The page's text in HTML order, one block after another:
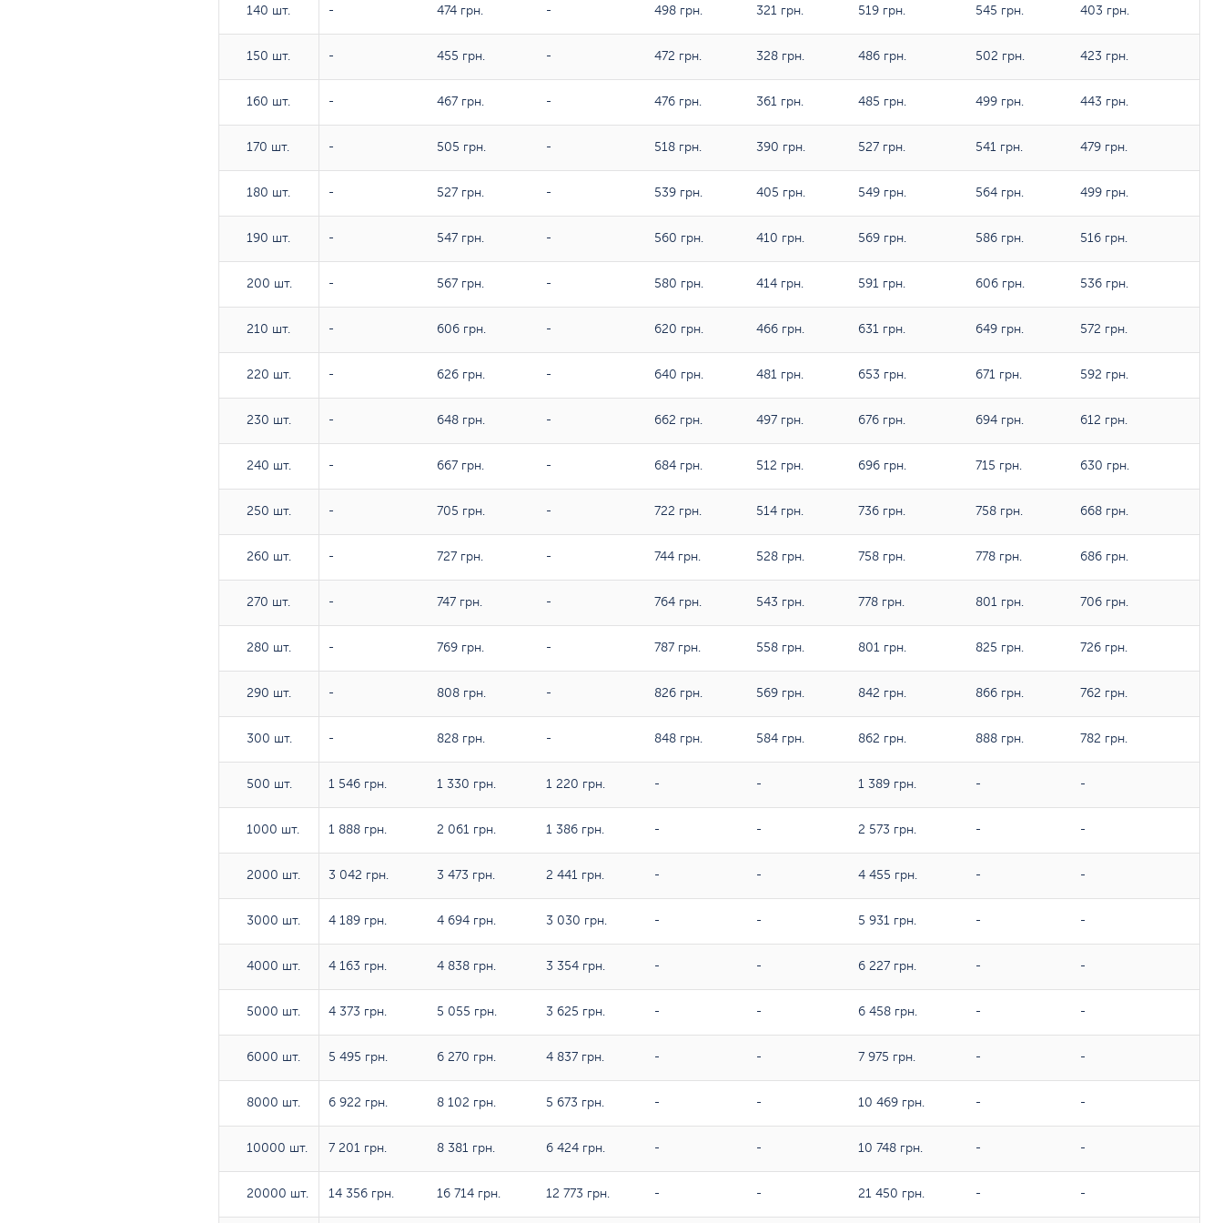
140 шт.
150 шт.
160 шт.
170 шт.
180 шт.
190 шт.
200 шт.
210 шт.
220 шт.
230 шт.
240 шт.
250 шт.
260 шт.
270 шт.
280 шт.
290 шт.
300 шт.
500 шт.
1000 шт.
2000 шт.
3000 шт.
4000 шт.
5000 шт.
6000 шт.
8000 шт.
10000 шт.
20000 шт.
140 шт. - 474 грн. - 498 грн. 321 грн. 519 грн. 545 грн. 403 грн.
150 шт. - 455 грн. - 472 грн. 328 грн. 486 грн. 502 грн. 423 грн.
160 шт. - 467 грн. - 476 грн. 361 грн. 485 грн. 499 грн. 443 грн.
170 шт. - 505 грн. - 518 грн. 390 грн. 527 грн. 541 грн. 479 грн.
180 шт. - 527 грн. - 539 грн. 405 грн. 549 грн. 564 грн. 499 грн.
190 шт. - 547 грн. - 560 грн. 410 грн. 569 грн. 586 грн. 516 грн.
200 шт. - 567 грн. - 580 грн. 414 грн. 591 грн. 606 грн. 536 грн.
210 шт. - 606 грн. - 620 грн. 466 грн. 631 грн. 649 грн. 572 грн.
220 шт. - 626 грн. - 640 грн. 481 грн. 653 грн. 671 грн. 592 грн.
230 шт. - 648 грн. - 662 грн. 497 грн. 676 грн. 694 грн. 612 грн.
240 шт. - 667 грн. - 684 грн. 512 грн. 696 грн. 715 грн. 630 грн.
250 шт. - 705 грн. - 722 грн. 514 грн. 736 грн. 758 грн. 668 грн.
260 шт. - 727 грн. - 744 грн. 528 грн. 758 грн. 778 грн. 686 грн.
270 шт. - 747 грн. - 764 грн. 543 грн. 778 грн. 801 грн. 706 грн.
280 шт. - 769 грн. - 787 грн. 558 грн. 801 грн. 825 грн. 726 грн.
290 шт. - 808 грн. - 826 грн. 569 грн. 842 грн. 866 грн. 762 грн.
300 шт. - 828 грн. - 848 грн. 584 грн. 862 грн. 888 грн. 782 грн.
500 шт. 1 546 грн. 1 330 грн. 1 220 грн. - - 1 389 грн. - -
1000 шт. 1 888 грн. 2 061 грн. 1 386 грн. - - 2 573 грн. - -
2000 шт. 3 042 грн. 3 473 грн. 2 441 грн. - - 4 455 грн. - -
3000 шт. 4 189 грн. 4 694 грн. 3 030 грн. - - 5 931 грн. - -
4000 шт. 4 163 грн. 4 838 грн. 3 354 грн. - - 6 227 грн. - -
5000 шт. 4 373 грн. 5 055 грн. 3 625 грн. - - 6 458 грн. - -
6000 шт. 5 495 грн. 6 270 грн. 4 837 грн. - - 7 975 грн. - -
8000 шт. 6 922 грн. 8 102 грн. 5 673 грн. - - 10 469 грн. - -
10000 шт. 7 201 грн. 8 381 грн. 6 424 грн. - - 10 748 грн. - -
20000 шт. 14 356 грн. 16 714 грн. 12 773 грн. - - 21 450 грн. - -